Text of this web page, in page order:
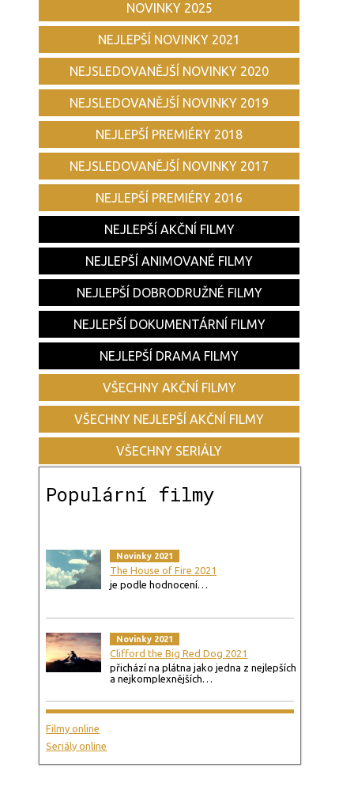
NOVINKY 2025
NEJLEPŠÍ NOVINKY 2021
NEJSLEDOVANĚJŠÍ NOVINKY 2020
NEJSLEDOVANĚJŠÍ NOVINKY 2019
NEJLEPŠÍ PREMIÉRY 2018
NEJSLEDOVANĚJŠÍ NOVINKY 2017
NEJLEPŠÍ PREMIÉRY 2016
NEJLEPŠÍ AKČNÍ FILMY
NEJLEPŠÍ ANIMOVANÉ FILMY
NEJLEPŠÍ DOBRODRUŽNÉ FILMY
NEJLEPŠÍ DOKUMENTÁRNÍ FILMY
NEJLEPŠÍ DRAMA FILMY
VŠECHNY AKČNÍ FILMY
VŠECHNY NEJLEPŠÍ AKČNÍ FILMY
VŠECHNY SERIÁLY
Populární filmy
Novinky 2021
The House of Fire 2021
je podle hodnocení…
Novinky 2021
Clifford the Big Red Dog 2021
přichází na plátna jako jedna z nejlepších
a nejkomplexnějších…
Filmy online
Seriály online